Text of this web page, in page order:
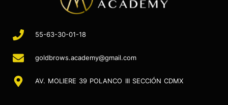
55-63-30-01-18
goldbrows.academy@gmail.com
AV. MOLIERE 39 POLANCO III SECCIÓN CDMX